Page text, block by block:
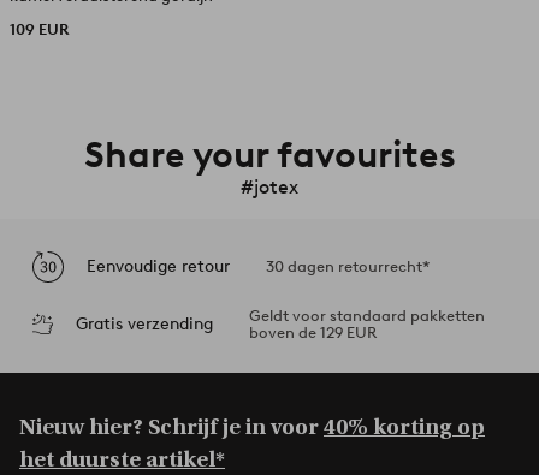
109 EUR
Share your favourites
#jotex
Eenvoudige retour 30 dagen retourrecht*
Gratis verzending
Geldt voor standaard pakketten
boven de 129 EUR
Nieuw hier? Schrijf je in voor40% korting op
het duurste artikel*